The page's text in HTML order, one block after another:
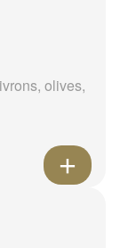
olives,